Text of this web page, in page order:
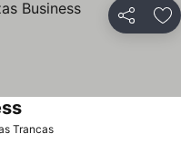
Compartir
TrancasVer precios
Ver precios